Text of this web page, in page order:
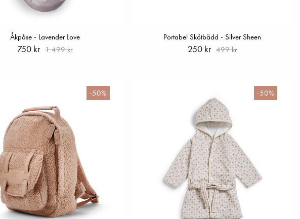
Åkpåse - Lavender Love
750 kr 1 499 kr
Portabel Skötbädd - Silver Sheen
250 kr 499 kr
-50% -50%